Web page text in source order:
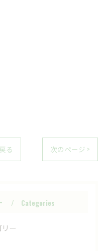
る 次のページ >
Categories
ー